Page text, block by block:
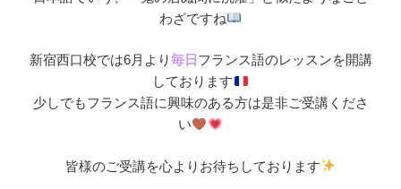
わざですね
新宿西口校では6月より毎日 フランス語のレッスンを開講
しております
少しでもフランス語に興味のある方は是非ご受講くださ
い
皆様のご受講を心よりお待ちしております